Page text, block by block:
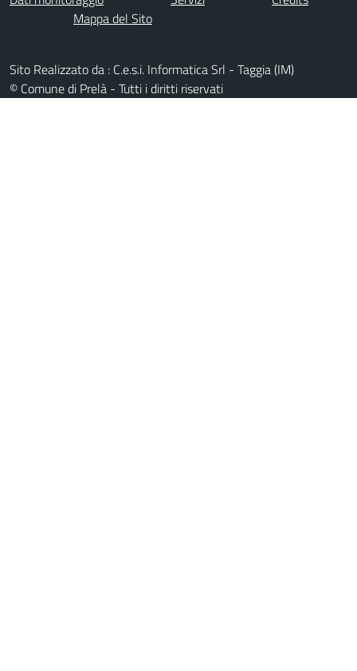
Mappa del Sito
Sito Realizzato da : C.e.s.i. Informatica Srl - Taggia (IM)
© Comune di Prelà - Tutti i diritti riservati